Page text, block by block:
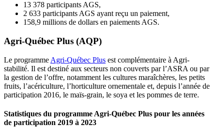
13 378 participants AGS,
2 633 participants AGS ayant reçu un paiement,
158,9 millions de dollars en paiements AGS.
Agri-Québec Plus (AQP)
Le programme Agri-Québec Plus est complémentaire à Agri-
stabilité. Il est destiné aux secteurs non couverts par l’ASRA ou par
la gestion de l’offre, notamment les cultures maraîchères, les petits
fruits, l’acériculture, l’horticulture ornementale et, depuis l’année de
participation 2016, le maïs-grain, le soya et les pommes de terre.
Statistiques du programme Agri-Québec Plus pour les années
de participation 2019 à 2023